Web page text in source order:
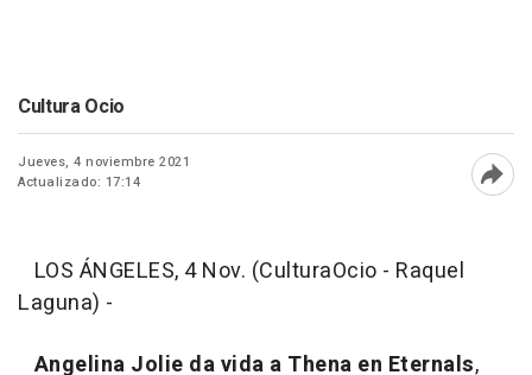
Cultura Ocio
Jueves, 4 noviembre 2021
Actualizado: 17:14
LOS ÁNGELES, 4 Nov. (CulturaOcio - Raquel
Laguna) -
Angelina Jolie da vida a Thena en Eternals,